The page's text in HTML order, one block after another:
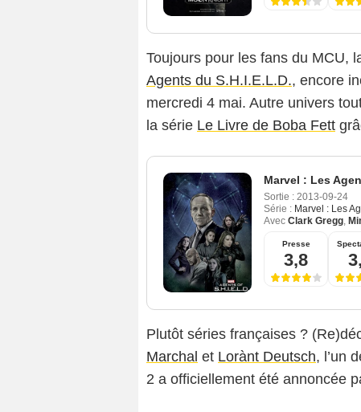
Toujours pour les fans du MCU,
Agents du S.H.I.E.L.D., encore
mercredi 4 mai. Autre univers
la série Le Livre de Boba Fett
Marvel : Les
Sortie : 2013-09-24
Série : Marvel : Les
Avec Clark Gregg,
Presse
3,8
Plutôt séries françaises ?
Marchal et Lorànt Deutsch, l’un
2 a officiellement été annoncée